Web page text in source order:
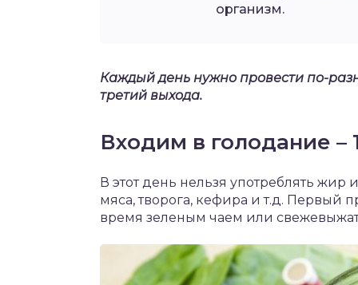
организм.
Каждый день нужно провести по-
третий выхода.
Входим в голодание –
В этот день нельзя употреблять жир
мяса, творога, кефира и т.д. Первый
время зеленым чаем или